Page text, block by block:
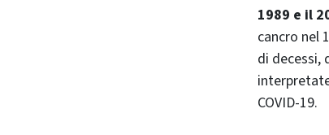
1989 e il
cancro nel
di decessi,
COVID-19.